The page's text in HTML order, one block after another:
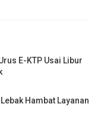
E-KTP Usai Libur
Hambat Layanan